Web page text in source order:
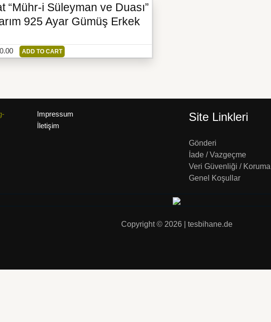
“Mühr-i Süleyman ve Duası”
925 Ayar Gümüş Erkek
ADD TO CART
Impressum
İletişim
Site Linkleri
Gönderi
İade / Vazgeçme
Veri Güvenliği / Koruma
Genel Koşullar
Copyright © 2026 | tesbihane.de